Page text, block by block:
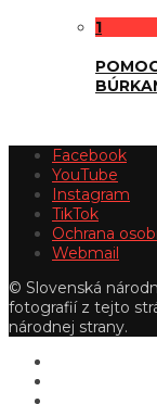
1
Facebook
YouTube
Instagram
TikTok
Ochrana
Webmail
© Slovenská
fotografií z tejto
národnej strany.